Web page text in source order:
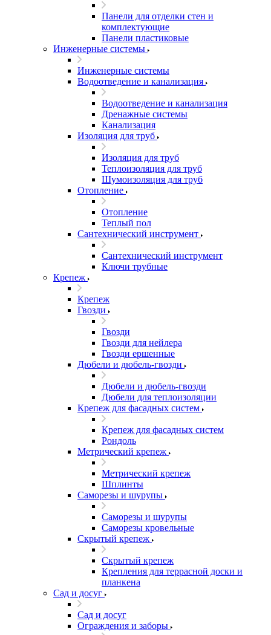
Панели для отделки стен и
комплектующие
Панели пластиковые
Инженерные системы
Инженерные системы
Водоотведение и канализация
Водоотведение и канализация
Дренажные системы
Канализация
Изоляция для труб
Изоляция для труб
Теплоизоляция для труб
Шумоизоляция для труб
Отопление
Отопление
Теплый пол
Сантехнический инструмент
Сантехнический инструмент
Ключи трубные
Крепеж
Крепеж
Гвозди
Гвозди
Гвозди для нейлера
Гвозди ершенные
Дюбели и дюбель-гвозди
Дюбели и дюбель-гвозди
Дюбели для теплоизоляции
Крепеж для фасадных систем
Крепеж для фасадных систем
Рондоль
Метрический крепеж
Метрический крепеж
Шплинты
Саморезы и шурупы
Саморезы и шурупы
Саморезы кровельные
Скрытый крепеж
Скрытый крепеж
Крепления для террасной доски и
планкена
Сад и досуг
Сад и досуг
Ограждения и заборы